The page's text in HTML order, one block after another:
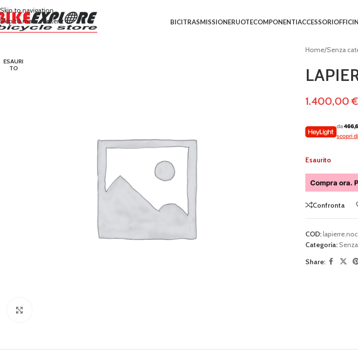
Skip to navigation
Skip to main content
BICITRASMISSIONERUOTECOMPONENTIACCESSORI
ESAURI
TO
Home/Senza
1.400,00€
da
scopri
Esaurito
Confronta
COD:
Categoria:
Share: